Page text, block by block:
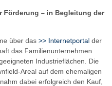
Förderung – in Begleitung der
über das >> Internetportal der
das Familienunternehmen
Industrieflächen. Die
Areal auf dem ehemaligen
dabei erfolgreich den Kauf,